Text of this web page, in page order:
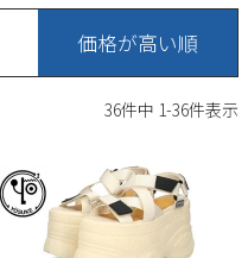
価格が高い順
36件中 1-36件表示